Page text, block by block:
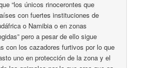
“los únicos rinocerontes que
con fuertes instituciones de
o Namibia o en zonas
pero a pesar de ello sigue
con los cazadores furtivos por lo que
uno en protección de la zona y el